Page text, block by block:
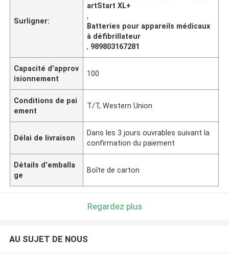
Surligner:
artStart XL+
,
Batteries pour appareils médicaux
à défibrillateur
, 989803167281
Capacité d'approv
isionnement
100
Conditions de pai
ement
T/T, Western Union
Délai de livraison
Dans les 3 jours ouvrables suivant la
confirmation du paiement
Détails d'emballa
ge
Boîte de carton
Regardez plus
AU SUJET DE NOUS